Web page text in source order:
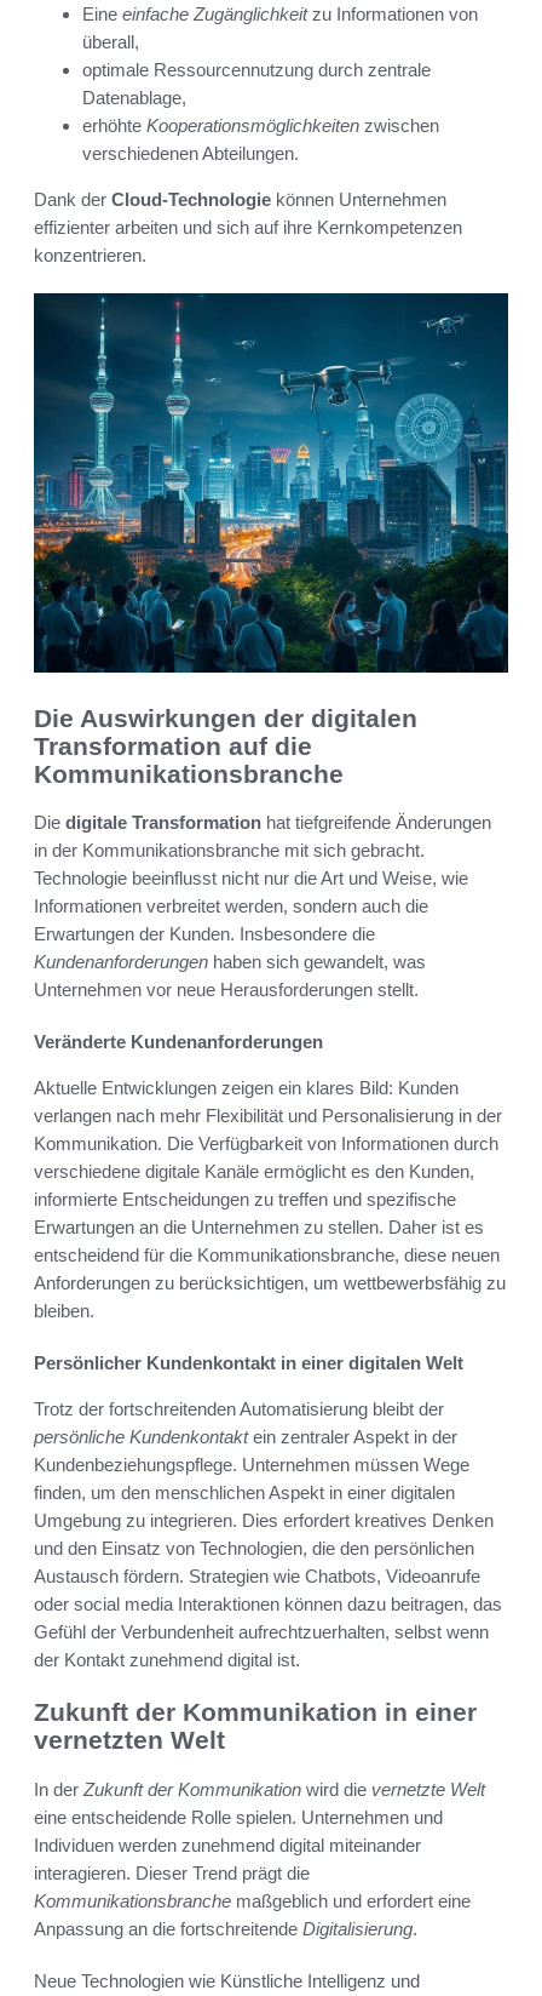
Eine einfache Zugänglichkeitzu Informationen von
überall,
optimale Ressourcennutzung durch zentrale
Datenablage,
erhöhte Kooperationsmöglichkeiten zwischen
verschiedenen Abteilungen.
Dank der Cloud-Technologie können Unternehmen
effizienter arbeiten und sich auf ihre Kernkompetenzen
konzentrieren.
Die Auswirkungen der digitalen
Transformation auf die
Kommunikationsbranche
Die digitale Transformation hat tiefgreifende Änderungen
in der Kommunikationsbranche mit sich gebracht.
Technologie beeinflusst nicht nur die Art und Weise, wie
Informationen verbreitet werden, sondern auch die
Erwartungen der Kunden. Insbesondere die
Kundenanforderungen haben sich gewandelt, was
Unternehmen vor neue Herausforderungen stellt.
Veränderte Kundenanforderungen
Aktuelle Entwicklungen zeigen ein klares Bild: Kunden
verlangen nach mehr Flexibilität und Personalisierung in der
Kommunikation. Die Verfügbarkeit von Informationen durch
verschiedene digitale Kanäle ermöglicht es den Kunden,
informierte Entscheidungen zu treffen und spezifische
Erwartungen an die Unternehmen zu stellen. Daher ist es
entscheidend für die Kommunikationsbranche, diese neuen
Anforderungen zu berücksichtigen, um wettbewerbsfähig zu
bleiben.
Persönlicher Kundenkontakt in einer digitalen Welt
Trotz der fortschreitenden Automatisierung bleibt der
persönliche Kundenkontaktein zentraler Aspekt in der
Kundenbeziehungspflege. Unternehmen müssen Wege
finden, um den menschlichen Aspekt in einer digitalen
Umgebung zu integrieren. Dies erfordert kreatives Denken
und den Einsatz von Technologien, die den persönlichen
Austausch fördern. Strategien wie Chatbots, Videoanrufe
oder social media Interaktionen können dazu beitragen, das
Gefühl der Verbundenheit aufrechtzuerhalten, selbst wenn
der Kontakt zunehmend digital ist.
Zukunft der Kommunikation in einer
vernetzten Welt
In der Zukunft der Kommunikation wird die vernetzte Welt
eine entscheidende Rolle spielen. Unternehmen und
Individuen werden zunehmend digital miteinander
interagieren. Dieser Trend prägt die
Kommunikationsbranche maßgeblich und erfordert eine
Anpassung an die fortschreitende Digitalisierung.
Neue Technologien wie Künstliche Intelligenz und